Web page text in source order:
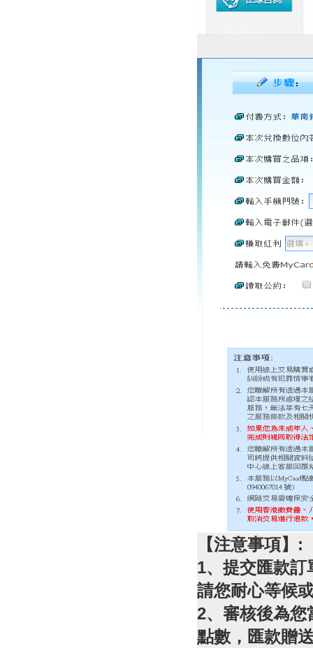
【注意事項】:
1、提交匯款
請您耐心等候
2、審核後為您
點數，匯款贈